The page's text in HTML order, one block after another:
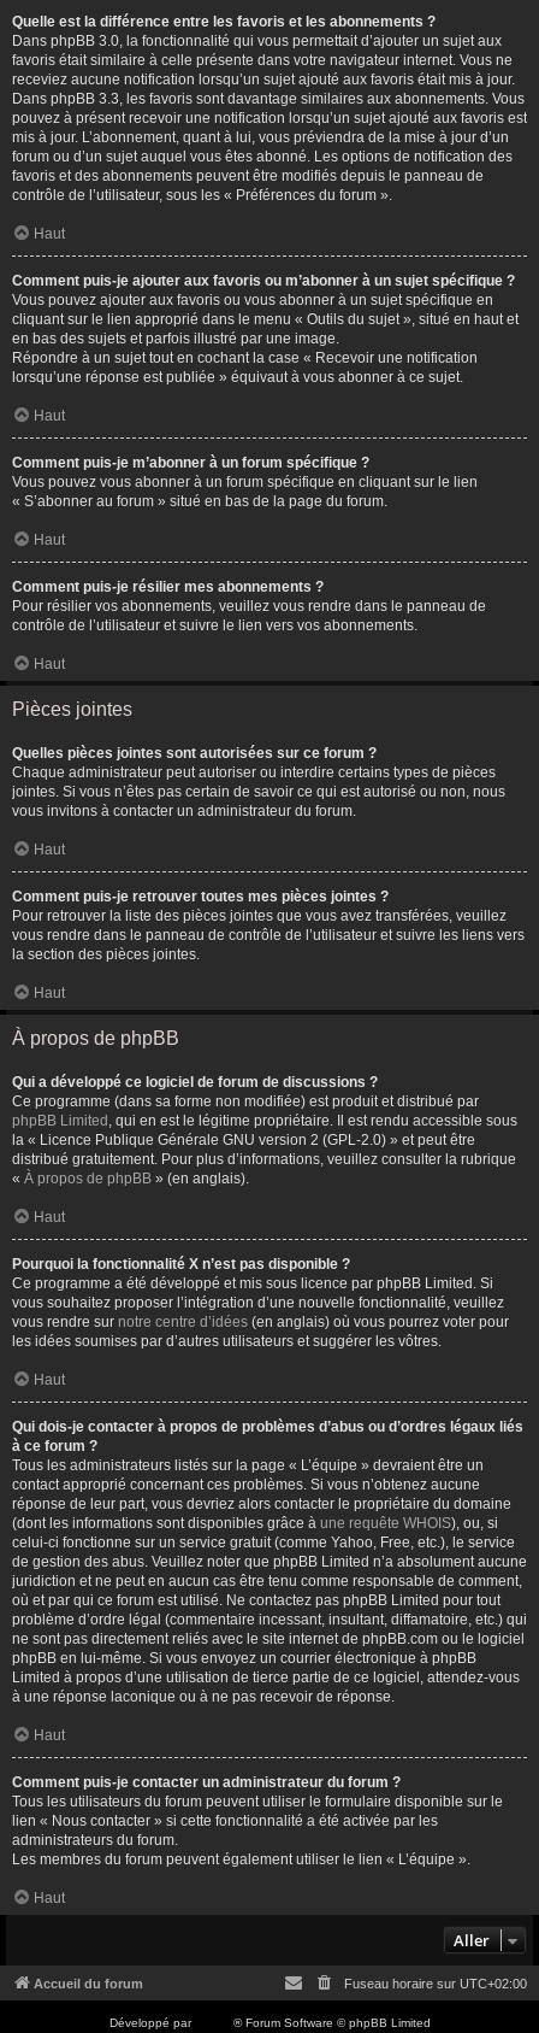
Quelle est la différence entre les favoris et les abonnements ?
Dans phpBB 3.0, la fonctionnalité qui vous permettait d’ajouter un sujet aux
favoris était similaire à celle présente dans votre navigateur internet. Vous ne
receviez aucune notification lorsqu’un sujet ajouté aux favoris était mis à jour.
Dans phpBB 3.3, les favoris sont davantage similaires aux abonnements. Vous
pouvez à présent recevoir une notification lorsqu’un sujet ajouté aux favoris est
mis à jour. L’abonnement, quant à lui, vous préviendra de la mise à jour d’un
forum ou d’un sujet auquel vous êtes abonné. Les options de notification des
favoris et des abonnements peuvent être modifiés depuis le panneau de
contrôle de l’utilisateur, sous les « Préférences du forum ».
Haut
Comment puis-je ajouter aux favoris ou m’abonner à un sujet spécifique ?
Vous pouvez ajouter aux favoris ou vous abonner à un sujet spécifique en
cliquant sur le lien approprié dans le menu « Outils du sujet », situé en haut et
en bas des sujets et parfois illustré par une image.
Répondre à un sujet tout en cochant la case « Recevoir une notification
lorsqu’une réponse est publiée » équivaut à vous abonner à ce sujet.
Haut
Comment puis-je m’abonner à un forum spécifique ?
Vous pouvez vous abonner à un forum spécifique en cliquant sur le lien
« S’abonner au forum » situé en bas de la page du forum.
Haut
Comment puis-je résilier mes abonnements ?
Pour résilier vos abonnements, veuillez vous rendre dans le panneau de
contrôle de l’utilisateur et suivre le lien vers vos abonnements.
Haut
Pièces jointes
Quelles pièces jointes sont autorisées sur ce forum ?
Chaque administrateur peut autoriser ou interdire certains types de pièces
jointes. Si vous n’êtes pas certain de savoir ce qui est autorisé ou non, nous
vous invitons à contacter un administrateur du forum.
Haut
Comment puis-je retrouver toutes mes pièces jointes ?
Pour retrouver la liste des pièces jointes que vous avez transférées, veuillez
vous rendre dans le panneau de contrôle de l’utilisateur et suivre les liens vers
la section des pièces jointes.
Haut
À propos de phpBB
Qui a développé ce logiciel de forum de discussions ?
Ce programme (dans sa forme non modifiée) est produit et distribué par
phpBB Limited , qui en est le légitime propriétaire. Il est rendu accessible sous
la « Licence Publique Générale GNU version 2 (GPL-2.0) » et peut être
distribué gratuitement. Pour plus d’informations, veuillez consulter la rubrique
« À propos de phpBB » (en anglais).
Haut
Pourquoi la fonctionnalité X n’est pas disponible ?
Ce programme a été développé et mis sous licence par phpBB Limited. Si
vous souhaitez proposer l’intégration d’une nouvelle fonctionnalité, veuillez
vous rendre sur notre centre d’idées (en anglais) où vous pourrez voter pour
les idées soumises par d’autres utilisateurs et suggérer les vôtres.
Haut
Qui dois-je contacter à propos de problèmes d’abus ou d’ordres légaux liés
à ce forum ?
Tous les administrateurs listés sur la page « L’équipe » devraient être un
contact approprié concernant ces problèmes. Si vous n’obtenez aucune
réponse de leur part, vous devriez alors contacter le propriétaire du domaine
(dont les informations sont disponibles grâce à une requête WHOIS), ou, si
celui-ci fonctionne sur un service gratuit (comme Yahoo, Free, etc.), le service
de gestion des abus. Veuillez noter que phpBB Limited n’a absolument aucune
juridiction et ne peut en aucun cas être tenu comme responsable de comment,
où et par qui ce forum est utilisé. Ne contactez pas phpBB Limited pour tout
problème d’ordre légal (commentaire incessant, insultant, diffamatoire, etc.) qui
ne sont pas directement reliés avec le site internet de phpBB.com ou le logiciel
phpBB en lui-même. Si vous envoyez un courrier électronique à phpBB
Limited à propos d’une utilisation de tierce partie de ce logiciel, attendez-vous
à une réponse laconique ou à ne pas recevoir de réponse.
Haut
Comment puis-je contacter un administrateur du forum ?
Tous les utilisateurs du forum peuvent utiliser le formulaire disponible sur le
lien « Nous contacter » si cette fonctionnalité a été activée par les
administrateurs du forum.
Les membres du forum peuvent également utiliser le lien « L’équipe ».
Haut
Aller
Accueil du forum Fuseau horaire sur UTC+02:00
Développé par ® Forum Software © phpBB Limited